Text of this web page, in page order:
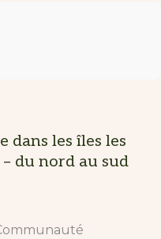
from author
dans les îles les
du nord au sud